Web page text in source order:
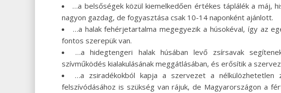
…a belsőségek közül kiemelkedően értékes táplálék a máj,
nagyon gazdag, de fogyasztása csak 10-14 naponként ajánlott.
…a halak fehérjetartalma megegyezik a húsokéval, így az
fontos szerepük van.
…a hidegtengeri halak húsában levő zsírsavak
szívműködés kialakulásának meggátlásában, és erősítik a
…a zsiradékokból kapja a szervezet a nélkülözhetetlen
felszívódásához is szükség van rájuk, de Magyarországon a